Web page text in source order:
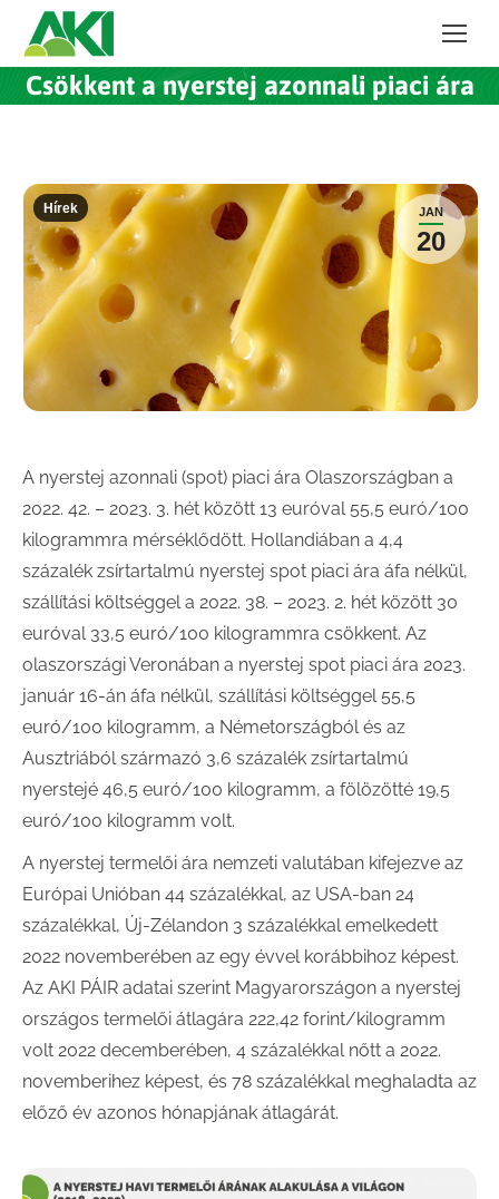
Csökkent a nyerstej azonnali piaci ára
JAN
20
Hírek
A nyerstej azonnali (spot) piaci ára Olaszországban a
2022. 42. – 2023. 3. hét között 13 euróval 55,5 euró/100
kilogrammra mérséklődött. Hollandiában a 4,4
százalék zsírtartalmú nyerstej spot piaci ára áfa nélkül,
szállítási költséggel a 2022. 38. – 2023. 2. hét között 30
euróval 33,5 euró/100 kilogrammra csökkent. Az
olaszországi Veronában a nyerstej spot piaci ára 2023.
január 16-án áfa nélkül, szállítási költséggel 55,5
euró/100 kilogramm, a Németországból és az
Ausztriából származó 3,6 százalék zsírtartalmú
nyerstejé 46,5 euró/100 kilogramm, a fölözötté 19,5
euró/100 kilogramm volt.
A nyerstej termelői ára nemzeti valutában kifejezve az
Európai Unióban 44 százalékkal, az USA-ban 24
százalékkal, Új-Zélandon 3 százalékkal emelkedett
2022 novemberében az egy évvel korábbihoz képest.
Az AKI PÁIR adatai szerint Magyarországon a nyerstej
országos termelői átlagára 222,42 forint/kilogramm
volt 2022 decemberében, 4 százalékkal nőtt a 2022.
novemberihez képest, és 78 százalékkal meghaladta az
előző év azonos hónapjának átlagárát.